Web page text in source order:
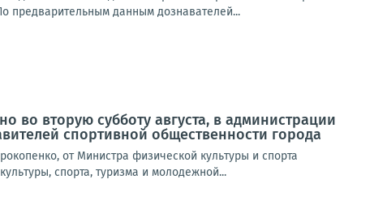
предварительным данным дознавателей...
во вторую субботу августа, в администрации
спортивной общественности города
от Министра физической культуры и спорта
спорта, туризма и молодежной...